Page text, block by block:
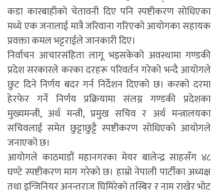
कडा कारबाहीको चेतावनी दिए पनि स्पष्टीकरण सोधिएका
मध्ये एक जनालाई मात्रै जरिवाना गरिएको आयोगका सहायक
प्रवक्ता कमल भट्टराईले जानकारी दिए।
निर्वाचन आचारसंहिता लागू भइसकेको अवस्थामा गण्डकी
प्रदेश सरकारले करका दरहरू परिवर्तन गरेको भन्दै आयोगले
छुट दिने निर्णय बदर गर्न निर्देशन दिएको छ। करको दरमा
हेरफेर गर्ने निर्णय प्रक्रियामा संलग्न गण्डकी प्रदेशका
मुख्यमन्त्री, अर्थ मन्त्री, प्रमुख सचिव र अर्थ मन्त्रालयका
सचिवलाई समेत छुट्टाछुट्टै स्पष्टीकरण सोधिएको आयोगले
जनाएको छ।
आयोगले काठमाडौं महानगरका मेयर बालेन्द्र साहसँग ४८
घण्टे स्पष्टीकरण माग गरेको छ। हाम्रो नेपाली पार्टीका अध्यक्ष
तथा इन्जिनियर अनन्तराज घिमिरेको तस्बिर र नाम राखेर भोट